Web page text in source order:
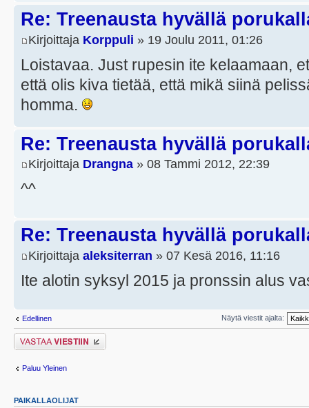
Re: Treenausta hyvällä
Kirjoittaja Korppuli » 19 Joulu 2011, 01:26
Loistavaa. Just rupesin ite kelaamaan,
että olis kiva tietää, että mikä siinä
homma.
Re: Treenausta hyvällä
Kirjoittaja Drangna » 08 Tammi 2012, 22:39
^^
Re: Treenausta hyvällä
Kirjoittaja aleksiterran » 07 Kesä 2016, 11:16
Ite alotin syksyl 2015 ja pronssin alus
Edellinen Näytä viestit ajalta:
Lähetä vastaus
Paluu Yleinen
PAIKALLAOLIJAT